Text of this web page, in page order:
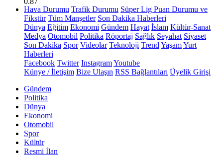
Hava Durumu Trafik Durumu Süper Lig Puan Durumu ve
Fikstür Tüm Manşetler Son Dakika Haberleri
Dünya Eğitim Ekonomi Gündem Hayat İslam Kültür-Sanat
Medya Otomobil Politika Röportaj Sağlık Seyahat Siyaset
Son Dakika Spor Videolar Teknoloji Trend YaşamYurt
Haberleri
Facebook Twitter InstagramYoutube
Künye / İletişim Bize Ulaşın RSS Bağlantıları Üyelik Girişi
Gündem
Politika
Dünya
Ekonomi
Otomobil
Spor
Kültür
Resmi İlan